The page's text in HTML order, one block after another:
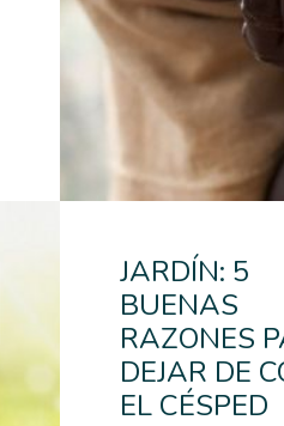
JARDÍN: 5
BUENAS
RAZONES
DEJAR DE
EL CÉSPED